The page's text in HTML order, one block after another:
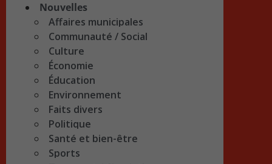
Nouvelles
Affaires municipales
Communauté / Social
Culture
Économie
Éducation
Environnement
Faits divers
Politique
Santé et bien-être
Sports